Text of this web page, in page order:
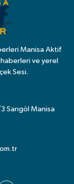
Manisa Aktif
ve yerel
Sesi.
Sarıgöl Manisa